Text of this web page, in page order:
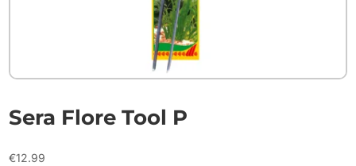
Sera Flore Tool P
€12.99